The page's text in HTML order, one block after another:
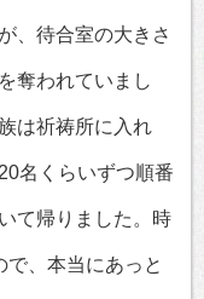
、待合室の大きさ
奪われていまし
は祈祷所に入れ
名くらいずつ順番
て帰りました。時
で、本当にあっと